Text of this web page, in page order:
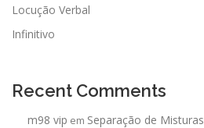
Locução Verbal
Infinitivo
Recent Comments
m98 vip em Separação de Misturas